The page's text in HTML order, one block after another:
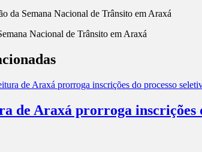
de Araxá prorroga inscrições